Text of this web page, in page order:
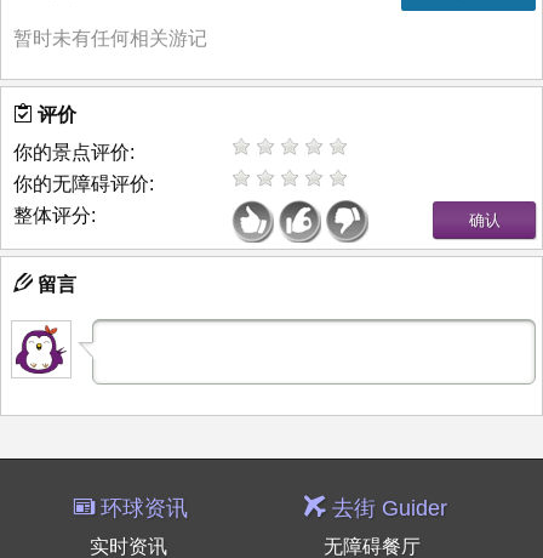
暂时未有任何相关游记
评价
你的景点评价:
你的无障碍评价:
整体评分:
留言
环球资讯
实时资讯
去街 Guider
无障碍餐厅